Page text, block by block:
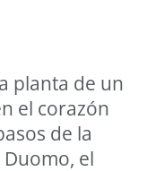
planta de un
el corazón
de la
Duomo, el